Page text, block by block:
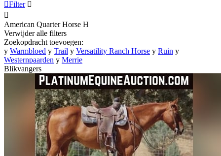
Filter 

American Quarter Horse H
Verwijder alle filters
Zoekopdracht toevoegen:
y Warmbloed y Trail y Versatility Ranch Horse y Ruin y
Westernpaarden y Merrie
Blikvangers